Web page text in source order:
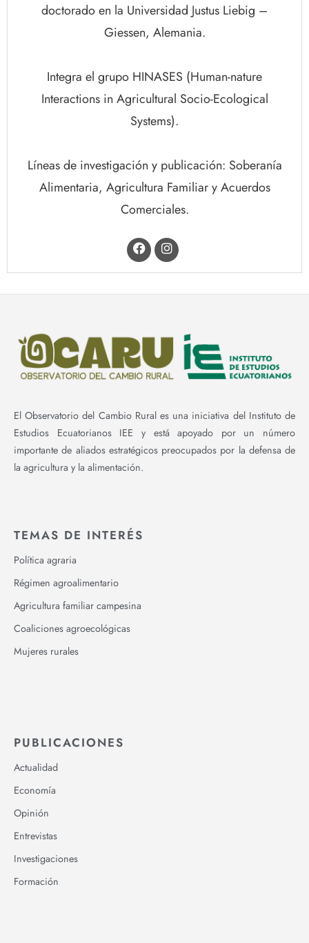
doctorado en la Universidad Justus Liebig –
Giessen, Alemania.
Integra el grupo HINASES (Human-nature
Interactions in Agricultural Socio-Ecological
Systems).
Líneas de investigación y publicación: Soberanía
Alimentaria, Agricultura Familiar y Acuerdos
Comerciales.
El Observatorio del Cambio Rural es una iniciativa del Instituto de
Estudios Ecuatorianos IEE y está apoyado por un número
importante de aliados estratégicos preocupados por la defensa de
la agricultura y la alimentación.
TEMAS DE INTERÉS
Política agraria
Régimen agroalimentario
Agricultura familiar campesina
Coaliciones agroecológicas
Mujeres rurales
PUBLICACIONES
Actualidad
Economía
Opinión
Entrevistas
Investigaciones
Formación